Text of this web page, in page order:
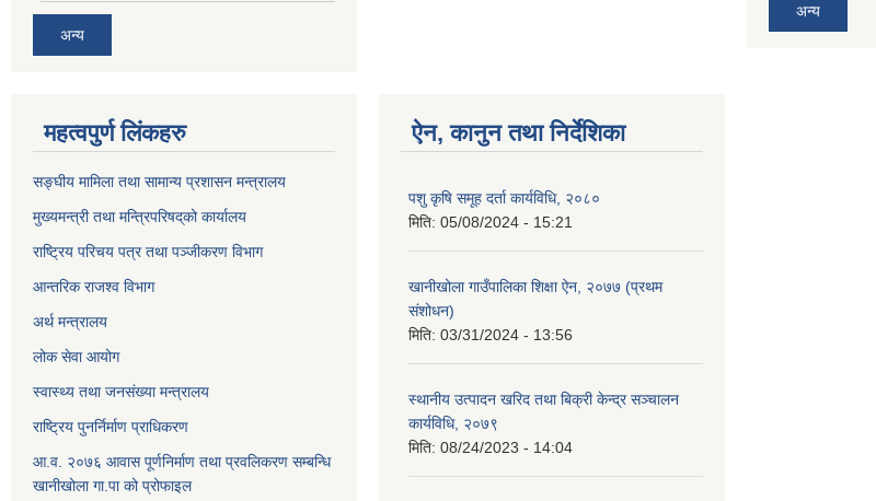
अन्य
अन्य
महत्वपुर्ण लिंकहरु
सङ्घीय मामिला तथा सामान्य प्रशासन मन्त्रालय
मुख्यमन्त्री तथा मन्त्रिपरिषद्‌को कार्यालय
राष्ट्रिय परिचय पत्र तथा पञ्जीकरण विभाग
आन्तरिक राजश्व विभाग
अर्थ मन्त्रालय
लोक सेवा आयोग
स्वास्थ्य तथा जनसंख्या मन्त्रालय
राष्ट्रिय पुनर्निर्माण प्राधिकरण
आ.व. २०७६ आवास पूर्णनिर्माण तथा प्रवलिकरण सम्बन्धि
खानीखोला गा.पा को प्रोफाइल
ऐन, कानुन तथा निर्देशिका
पशु कृषि समूह दर्ता कार्यविधि, २०८०
मिति: 05/08/2024 - 15:21
खानीखोला गाउँपालिका शिक्षा ऐन, २०७७ (प्रथम
संशोधन)
मिति: 03/31/2024 - 13:56
स्थानीय उत्पादन खरिद तथा बिक्री केन्द्र सञ्चालन
कार्यविधि, २०७९
मिति: 08/24/2023 - 14:04